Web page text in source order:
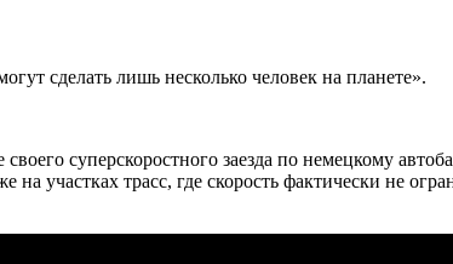
сделать лишь несколько человек на планете».
суперскоростного заезда по немецкому
участках трасс, где скорость фактически не